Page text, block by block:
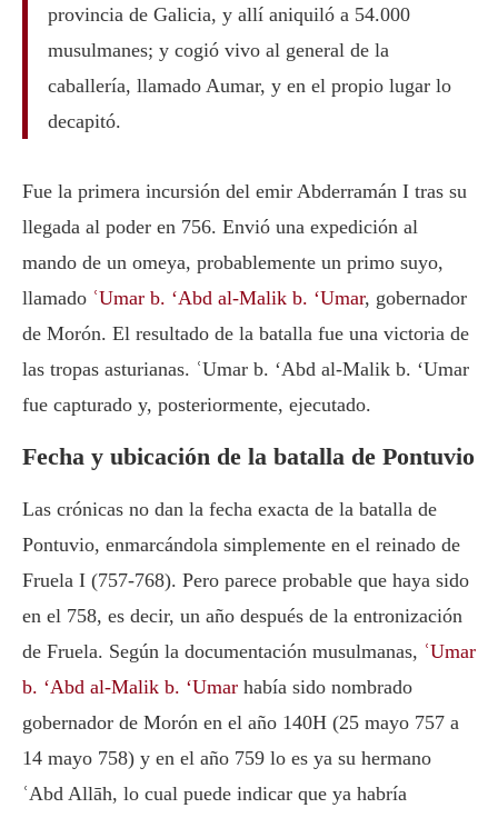
provincia de Galicia, y allí aniquiló a 54.000
musulmanes; y cogió vivo al general de la
caballería, llamado Aumar, y en el propio lugar lo
decapitó.
Fue la primera incursión del emir Abderramán I tras su
llegada al poder en 756. Envió una expedición al
mando de un omeya, probablemente un primo suyo,
llamado ʿUmar b. ‘Abd al-Malik b. ‘Umar, gobernador
de Morón. El resultado de la batalla fue una victoria de
las tropas asturianas. ʿUmar b. ‘Abd al-Malik b. ‘Umar
fue capturado y, posteriormente, ejecutado.
Fecha y ubicación de la batalla de Pontuvio
Las crónicas no dan la fecha exacta de la batalla de
Pontuvio, enmarcándola simplemente en el reinado de
Fruela I (757-768). Pero parece probable que haya sido
en el 758, es decir, un año después de la entronización
de Fruela. Según la documentación musulmanas, ʿUmar
b. ‘Abd al-Malik b. ‘Umar había sido nombrado
gobernador de Morón en el año 140H (25 mayo 757 a
14 mayo 758) y en el año 759 lo es ya su hermano
ʿAbd Allāh, lo cual puede indicar que ya habría